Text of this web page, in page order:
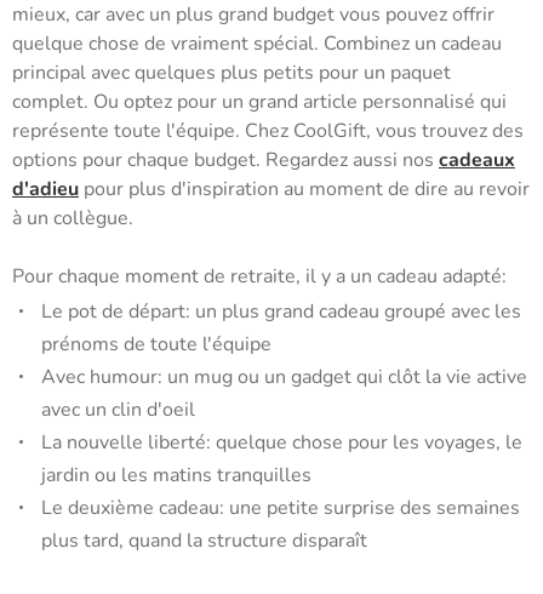
mieux, car avec un plus grand budget vous pouvez offrir
quelque chose de vraiment spécial. Combinez un cadeau
principal avec quelques plus petits pour un paquet
complet. Ou optez pour un grand article personnalisé qui
représente toute l'équipe. Chez CoolGift, vous trouvez des
options pour chaque budget. Regardez aussi nos cadeaux
d'adieu pour plus d'inspiration au moment de dire au revoir
à un collègue.
Pour chaque moment de retraite, il y a un cadeau adapté:
Le pot de départ: un plus grand cadeau groupé avec les
prénoms de toute l'équipe
Avec humour: un mug ou un gadget qui clôt la vie active
avec un clin d'oeil
La nouvelle liberté: quelque chose pour les voyages, le
jardin ou les matins tranquilles
Le deuxième cadeau: une petite surprise des semaines
plus tard, quand la structure disparaît